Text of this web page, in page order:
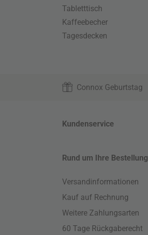
Tabletttisch
Kaffeebecher
Tagesdecken
Connox Geburtstag
Kundenservice
Rund um Ihre Bestellung
Versandinformationen
Kauf auf Rechnung
Weitere Zahlungsarten
60 Tage Rückgaberecht